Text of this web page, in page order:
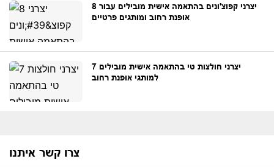
8 יצרני קפוצ'ונים בהתאמה אישית מובילים עבור
אופנת רחוב ומותגים פרטיים
7 יצרני חולצות טי בהתאמה אישית מובילים
למותגי אופנת רחוב
צרו קשר איתנו